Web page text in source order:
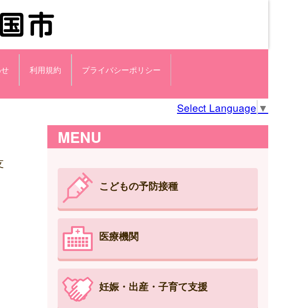
利用規約 プライバシーポリシー
Select Language ▼
MENU
こどもの予防接種
医療機関
妊娠・出産・子育て支援